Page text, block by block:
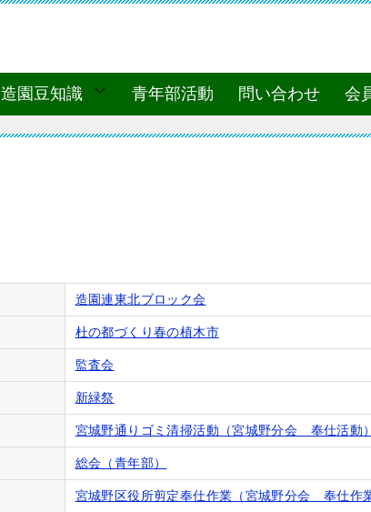
造園豆知識 青年部活動 問い合わせ 会
造園連東北ブロック会
杜の都づくり春の植木市
監査会
新緑祭
宮城野通りゴミ清掃活動（宮城野分会 奉仕活動
総会（青年部）
宮城野区役所剪定奉仕作業（宮城野分会 奉仕作